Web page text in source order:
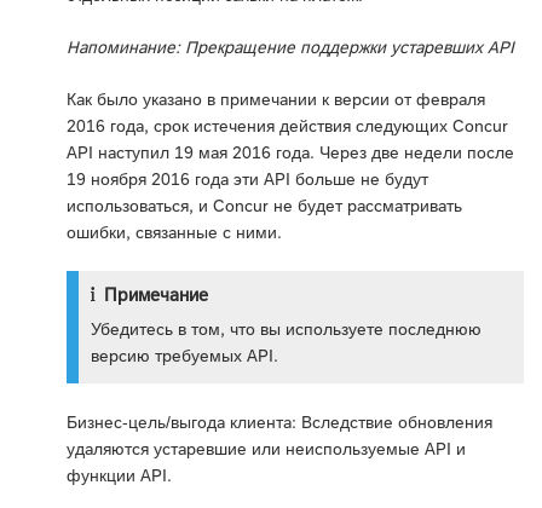
Напоминание: Прекращение поддержки устаревших API
Как было указано в примечании к версии от февраля
2016 года, срок истечения действия следующих Concur
API наступил 19 мая 2016 года. Через две недели после
19 ноября 2016 года эти API больше не будут
использоваться, и Concur не будет рассматривать
ошибки, связанные с ними.
Примечание
Убедитесь в том, что вы используете последнюю
версию требуемых API.
Бизнес-цель/выгода клиента: Вследствие обновления
удаляются устаревшие или неиспользуемые API и
функции API.